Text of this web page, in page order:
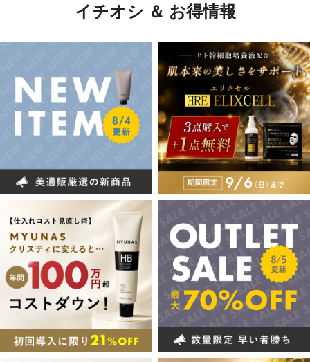
イチオシ ＆ お得情報